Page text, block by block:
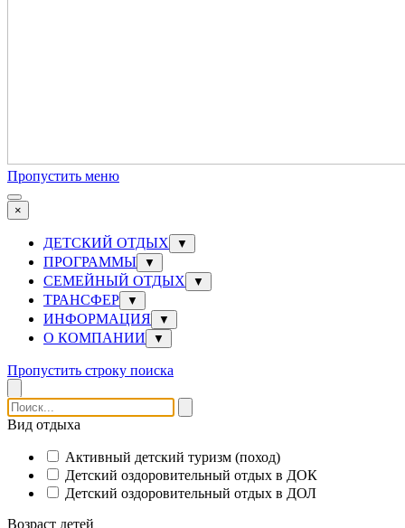
Пропустить меню
×
ДЕТСКИЙ ОТДЫХ ▼
ПРОГРАММЫ ▼
СЕМЕЙНЫЙ ОТДЫХ ▼
ТРАНСФЕР ▼
ИНФОРМАЦИЯ ▼
О КОМПАНИИ ▼
Пропустить строку поиска
Вид отдыха
Активный детский туризм (поход)
Детский оздоровительный отдых в ДОК
Детский оздоровительный отдых в ДОЛ
Возраст детей